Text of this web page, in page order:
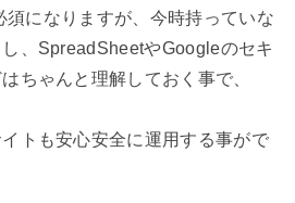
になりますが、今時持っていな
、SpreadSheetやGoogleのセキ
ちゃんと理解しておく事で、
トも安心安全に運用する事がで